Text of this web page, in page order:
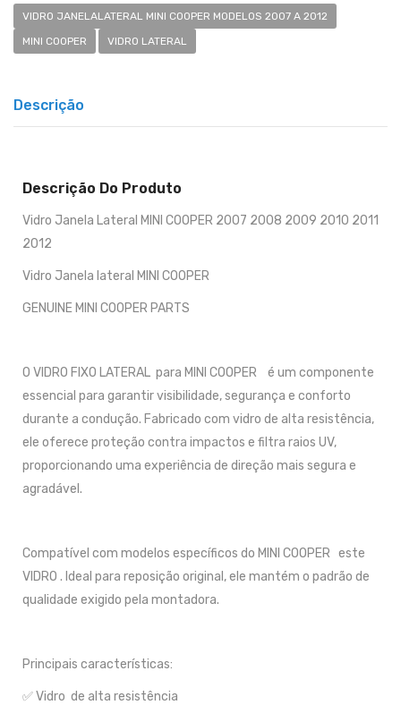
VIDRO JANELALATERAL MINI COOPER MODELOS 2007 A 2012
MINI COOPER
VIDRO LATERAL
Descrição
Descrição Do Produto
Vidro Janela Lateral MINI COOPER 2007 2008 2009 2010 2011
2012
Vidro Janela lateral MINI COOPER
GENUINE MINI COOPER PARTS
O VIDRO FIXO LATERAL para MINI COOPER é um componente
essencial para garantir visibilidade, segurança e conforto
durante a condução. Fabricado com vidro de alta resistência,
ele oferece proteção contra impactos e filtra raios UV,
proporcionando uma experiência de direção mais segura e
agradável.
Compatível com modelos específicos do MINI COOPER este
VIDRO . Ideal para reposição original, ele mantém o padrão de
qualidade exigido pela montadora.
Principais características:
✅ Vidro de alta resistência